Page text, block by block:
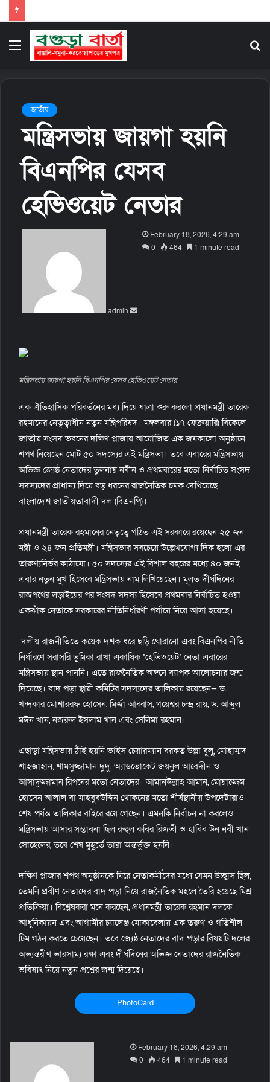
Menu
জাতীয়
মন্ত্রিসভায় জায়গা হয়নি
বিএনপির যেসব
হেভিওয়েট নেতার
admin
February 18, 2026, 4:29 am
0
464 1 minute read
মন্ত্রিসভায় জায়গা হয়নি বিএনপির যেসব হেভিওয়েট নেতার
এক ঐতিহাসিক পরিবর্তনের মধ্য দিয়ে যাত্রা শুরু করলো প্রধানমন্ত্রী তারেক
রহমানের নেতৃত্বাধীন নতুন মন্ত্রিপরিষদ। মঙ্গলবার (১৭ ফেব্রুয়ারি) বিকেলে
জাতীয় সংসদ ভবনের দক্ষিণ প্লাজায় আয়োজিত এক জমকালো অনুষ্ঠানে
শপথ নিয়েছেন মোট ৫০ সদস্যের এই মন্ত্রিসভা। তবে এবারের মন্ত্রিসভায়
অভিজ্ঞ জ্যেষ্ঠ নেতাদের তুলনায় নবীন ও প্রথমবারের মতো নির্বাচিত সংসদ
সদস্যদের প্রাধান্য দিয়ে বড় ধরনের রাজনৈতিক চমক দেখিয়েছে
বাংলাদেশ জাতীয়তাবাদী দল (বিএনপি)।
প্রধানমন্ত্রী তারেক রহমানের নেতৃত্বে গঠিত এই সরকারে রয়েছেন ২৫ জন
মন্ত্রী ও ২৪ জন প্রতিমন্ত্রী। মন্ত্রিসভার সবচেয়ে উল্লেখযোগ্য দিক হলো এর
তারুণ্যনির্ভর কাঠামো। ৫০ সদস্যের এই বিশাল বহরের মধ্যে ৪০ জনই
এবার নতুন মুখ হিসেবে মন্ত্রিসভায় নাম লিখিয়েছেন। মূলত দীর্ঘদিনের
রাজপথের লড়াইয়ের পর সংসদ সদস্য হিসেবে প্রথমবার নির্বাচিত হওয়া
একঝাঁক নেতাকে সরকারের নীতিনির্ধারণী পর্যায়ে নিয়ে আসা হয়েছে।
দলীয় রাজনীতিতে কয়েক দশক ধরে ছড়ি ঘোরানো এবং বিএনপির নীতি
নির্ধারণে সরাসরি ভূমিকা রাখা একাধিক ‘হেভিওয়েট’ নেতা এবারের
মন্ত্রিসভায় স্থান পাননি। এতে রাজনৈতিক অঙ্গনে ব্যাপক আলোচনার জন্ম
দিয়েছে। বাদ পড়া স্থায়ী কমিটির সদস্যদের তালিকায় রয়েছেন— ড.
খন্দকার মোশাররফ হোসেন, মির্জা আব্বাস, গয়েশ্বর চন্দ্র রায়, ড. আব্দুল
মঈন খান, নজরুল ইসলাম খান এবং সেলিমা রহমান।
এছাড়া মন্ত্রিসভায় ঠাঁই হয়নি ভাইস চেয়ারম্যান বরকত উল্লা বুলু, মোহাম্মদ
শাহজাহান, শামসুজ্জামান দুদু, অ্যাডভোকেট জয়নুল আবেদীন ও
আসাদুজ্জামান রিপনের মতো নেতাদের। আমানউল্লাহ আমান, মোয়াজ্জেম
হোসেন আলাল বা মাহবুবউদ্দিন খোকনের মতো শীর্ষস্থানীয় উপদেষ্টারাও
শেষ পর্যন্ত তালিকার বাইরে রয়ে গেছেন। এমনকি নির্বাচন না করলেও
মন্ত্রিসভায় আসার সম্ভাবনা ছিল রুহুল কবির রিজভী ও হাবিব উন নবী খান
সোহেলের, তবে শেষ মুহূর্তে তারা অন্তর্ভুক্ত হননি।
দক্ষিণ প্লাজার শপথ অনুষ্ঠানকে ঘিরে নেতাকর্মীদের মধ্যে যেমন উচ্ছ্বাস ছিল,
তেমনি প্রবীণ নেতাদের বাদ পড়া নিয়ে রাজনৈতিক মহলে তৈরি হয়েছে মিশ্র
প্রতিক্রিয়া। বিশ্লেষকরা মনে করছেন, প্রধানমন্ত্রী তারেক রহমান দলকে
আধুনিকায়ন এবং আগামীর চ্যালেঞ্জ মোকাবেলায় এক তরুণ ও গতিশীল
টিম গঠন করতে চেয়েছেন। তবে জ্যেষ্ঠ নেতাদের বাদ পড়ার বিষয়টি দলের
অভ্যন্তরীণ ভারসাম্য রক্ষা এবং দীর্ঘদিনের অভিজ্ঞ নেতাদের রাজনৈতিক
ভবিষ্যৎ নিয়ে নতুন প্রশ্নের জন্ম দিয়েছে।
PhotoCard
February 18, 2026, 4:29 am
0
464 1 minute read